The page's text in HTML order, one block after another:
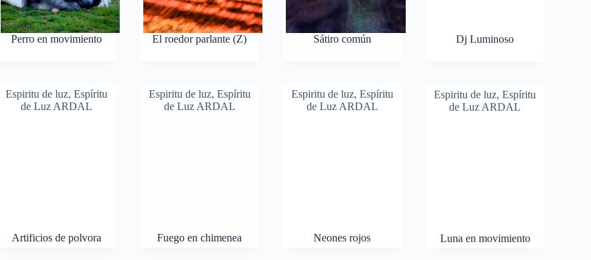
Perro en movimiento El roedor parlante (Z) Sátiro común Dj Luminoso
Espiritu de luz,Espíritu
de Luz ARDAL
Artificios de polvora
Espiritu de luz, Espíritu
de Luz ARDAL
Fuego en chimenea
Espiritu de luz, Espíritu
de Luz ARDAL
Neones rojos
Espiritu de luz ,Espíritu
de Luz ARDAL
Luna en movimiento